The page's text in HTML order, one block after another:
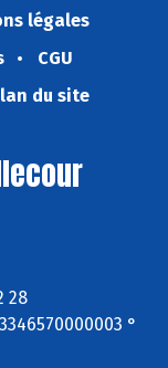
légales
CGU
du site
28
°